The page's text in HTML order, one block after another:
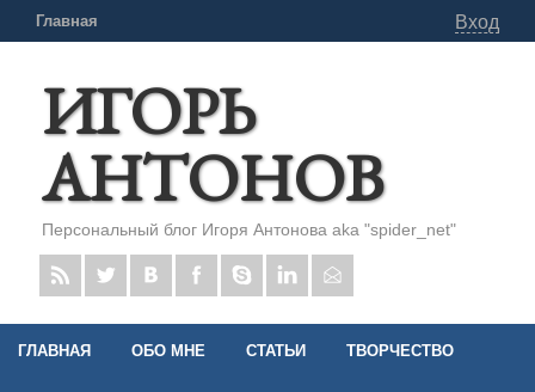
Главная Вход
ИГОРЬ
АНТОНОВ
Персональный блог Игоря Антонова aka "spider_net"
ГЛАВНАЯ ОБО МНЕ СТАТЬИ ТВОРЧЕСТВО